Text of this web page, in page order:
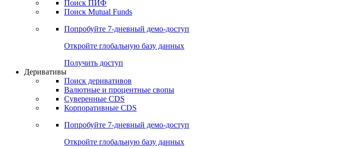
Поиск ПИФ
Поиск Mutual Funds
Попробуйте 7-дневный демо-доступ
Откройте глобальную базу данных
Получить доступ
Деривативы
Поиск деривативов
Валютные и процентные свопы
Суверенные CDS
Корпоративные CDS
Попробуйте 7-дневный демо-доступ
Откройте глобальную базу данных